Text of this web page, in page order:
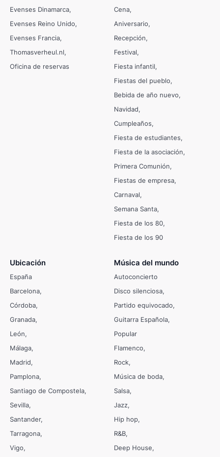
Evenses Dinamarca
Evenses Reino Unido
Evenses Francia
Thomasverheul.nl
Oficina de reservas
Cena
Aniversario
Recepción
Festival
Fiesta infantil
Fiestas del pueblo
Bebida de año nuevo
Navidad
Cumpleaños
Fiesta de estudiantes
Fiesta de la asociación
Primera Comunión
Fiestas de empresa
Carnaval
Semana Santa
Fiesta de los 80
Fiesta de los 90
Ubicación
España
Barcelona
Córdoba
Granada
León
Málaga
Madrid
Pamplona
Santiago de Compostela
Sevilla
Santander
Tarragona
Vigo
Música del mundo
Autoconcierto
Disco silenciosa
Partido equivocado
Guitarra Española
Popular
Flamenco
Rock
Música de boda
Salsa
Jazz
Hip hop
R&B
Deep House